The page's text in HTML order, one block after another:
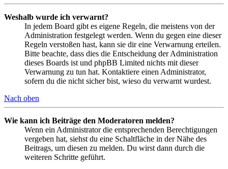
Weshalb wurde ich verwarnt?
In jedem Board gibt es eigene Regeln, die meistens von der
Administration festgelegt werden. Wenn du gegen eine dieser
Regeln verstoßen hast, kann sie dir eine Verwarnung erteilen.
Bitte beachte, dass dies die Entscheidung der Administration
dieses Boards ist und phpBB Limited nichts mit dieser
Verwarnung zu tun hat. Kontaktiere einen Administrator,
sofern du die nicht sicher bist, wieso du verwarnt wurdest.
Nach oben
Wie kann ich Beiträge den Moderatoren melden?
Wenn ein Administrator die entsprechenden Berechtigungen
vergeben hat, siehst du eine Schaltfläche in der Nähe des
Beitrags, um diesen zu melden. Du wirst dann durch die
weiteren Schritte geführt.